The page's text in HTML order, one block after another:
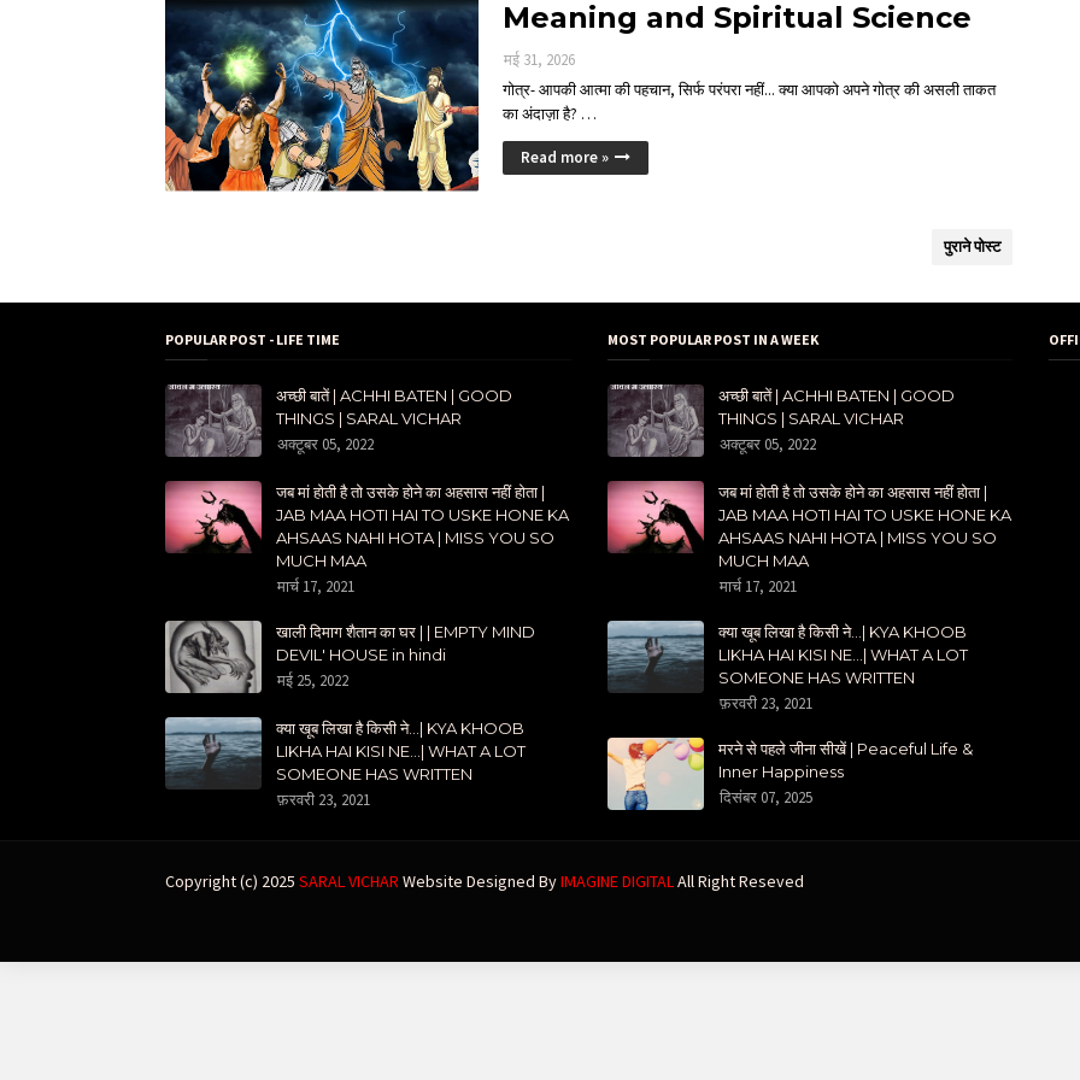
Meaning and Spiritual Science
मई 31, 2026
गोत्र- आपकी आत्मा की पहचान, सिर्फ परंपरा नहीं... क्या आपको अपने गोत्र की असली ताकत
का अंदाज़ा है? …
Read more »
पुराने पोस्ट
POPULAR POST - LIFE TIME
अच्छी बातें | ACHHI BATEN | GOOD
THINGS | SARAL VICHAR
अक्टूबर 05, 2022
जब मां होती है तो उसके होने का अहसास नहीं होता |
JAB MAA HOTI HAI TO USKE HONE KA
AHSAAS NAHI HOTA | MISS YOU SO
MUCH MAA
मार्च 17, 2021
खाली दिमाग शैतान का घर | | EMPTY MIND
DEVIL' HOUSE in hindi
मई 25, 2022
क्या खूब लिखा है किसी ने...| KYA KHOOB
LIKHA HAI KISI NE...| WHAT A LOT
SOMEONE HAS WRITTEN
फ़रवरी 23, 2021
MOST POPULAR POST IN A WEEK
अच्छी बातें | ACHHI BATEN | GOOD
THINGS | SARAL VICHAR
अक्टूबर 05, 2022
जब मां होती है तो उसके होने का अहसास नहीं होता |
JAB MAA HOTI HAI TO USKE HONE KA
AHSAAS NAHI HOTA | MISS YOU SO
MUCH MAA
मार्च 17, 2021
क्या खूब लिखा है किसी ने...| KYA KHOOB
LIKHA HAI KISI NE...| WHAT A LOT
SOMEONE HAS WRITTEN
फ़रवरी 23, 2021
मरने से पहले जीना सीखें | Peaceful Life &
Inner Happiness
दिसंबर 07, 2025
Copyright (c) 2025 SARAL VICHAR Website Designed ByIMAGINE DIGITALAll Right Reseved